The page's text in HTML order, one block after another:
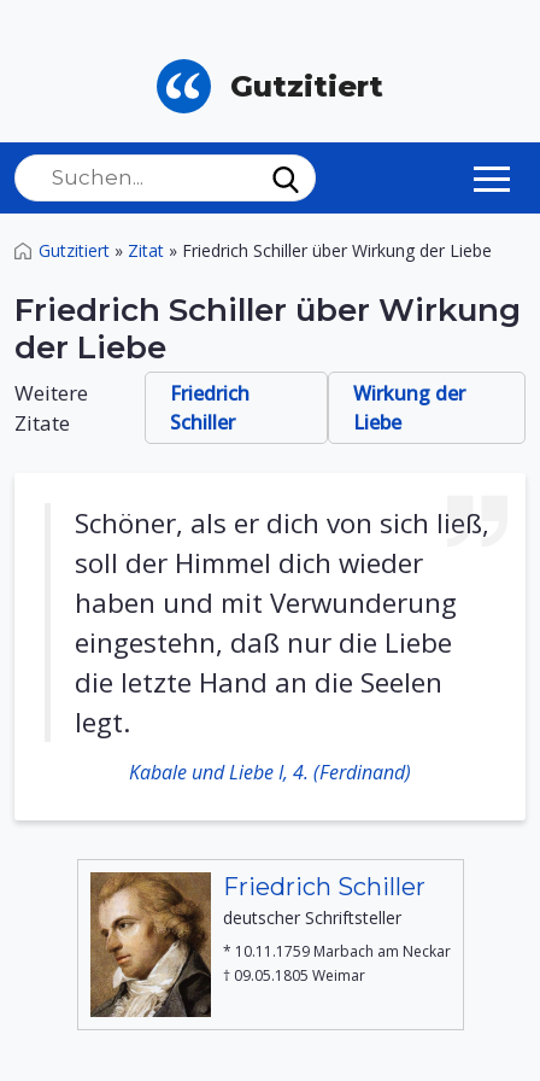
Gutzitiert
Gutzitiert » Zitat » Friedrich Schiller über Wirkung der Liebe
Friedrich Schiller über Wirkung
der Liebe
Weitere
Zitate
Friedrich
Schiller
Wirkung der
Liebe
Schöner, als er dich von sich ließ,
soll der Himmel dich wieder
haben und mit Verwunderung
eingestehn, daß nur die Liebe
die letzte Hand an die Seelen
legt.
Kabale und Liebe I, 4. (Ferdinand)
Friedrich Schiller
deutscher Schriftsteller
* 10.11.1759 Marbach am Neckar
† 09.05.1805 Weimar